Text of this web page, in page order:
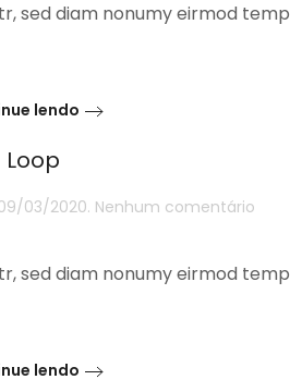
sed diam nonumy eirmod
lendo
Loop
03/2020. Nenhum comentário
sed diam nonumy eirmod
lendo